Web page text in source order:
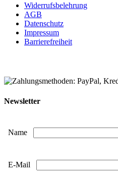
Widerrufsbelehrung
AGB
Datenschutz
Impressum
Barrierefreiheit
Newsletter
Name
E-Mail